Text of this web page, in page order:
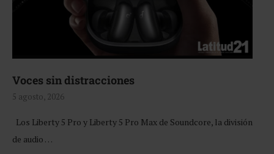
Voces sin distracciones
5 agosto, 2026
Los Liberty 5 Pro y Liberty 5 Pro Max de Soundcore, la división
de audio …